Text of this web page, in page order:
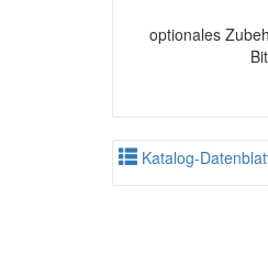
optionales
Katalog-